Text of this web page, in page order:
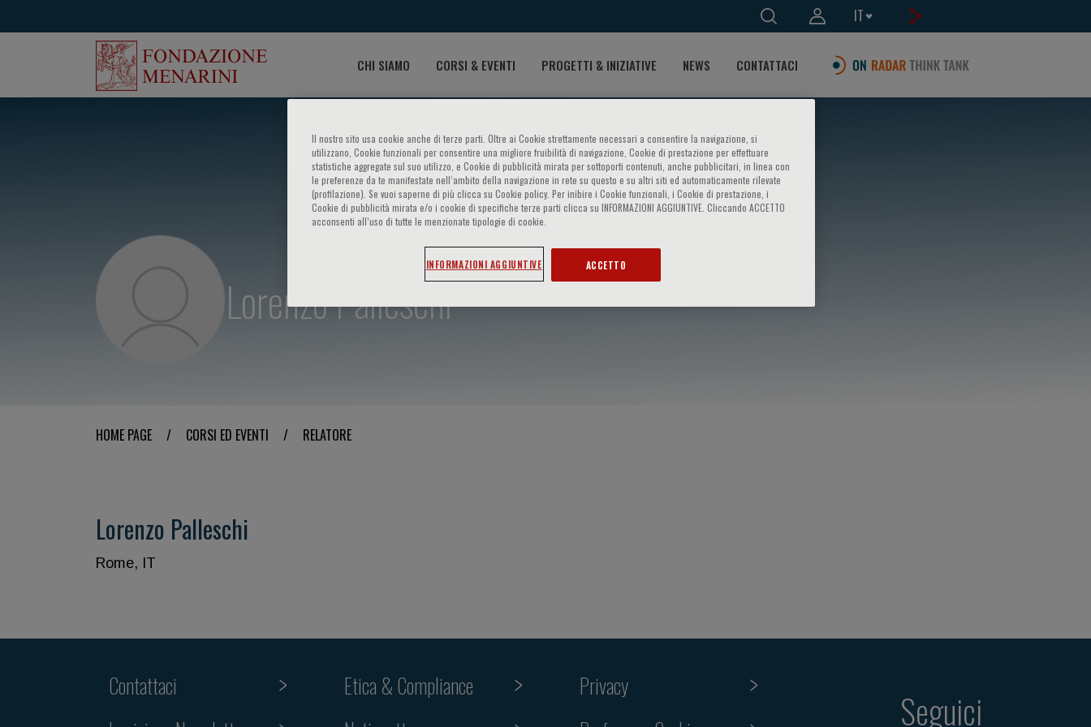
IT
CHI SIAMO CORSI & EVENTI PROGETTI & INIZIATIVE NEWS CONTATTACI
Lorenzo Palleschi
HOME PAGE / CORSI ED EVENTI / RELATORE
Lorenzo Palleschi
Rome, IT
Contattaci
Etica & Compliance
Privacy
Seguici
Il nostro sito usa cookie anche di terze parti. Oltre ai Cookie strettamente necessari a consentire la navigazione, si
utilizzano, Cookie funzionali per consentire una migliore fruibilità di navigazione, Cookie di prestazione per effettuare
statistiche aggregate sul suo utilizzo, e Cookie di pubblicità mirata per sottoporti contenuti, anche pubblicitari, in linea con
le preferenze da te manifestate nell‘ambito della navigazione in rete su questo e su altri siti ed automaticamente rilevate
(profilazione). Se vuoi saperne di più clicca su Cookie policy. Per inibire i Cookie funzionali, i Cookie di prestazione, i
Cookie di pubblicità mirata e/o i cookie di specifiche terze parti clicca su INFORMAZIONI AGGIUNTIVE. Cliccando ACCETTO
acconsenti all’uso di tutte le menzionate tipologie di cookie.
INFORMAZIONI AGGIUNTIVE ACCETTO